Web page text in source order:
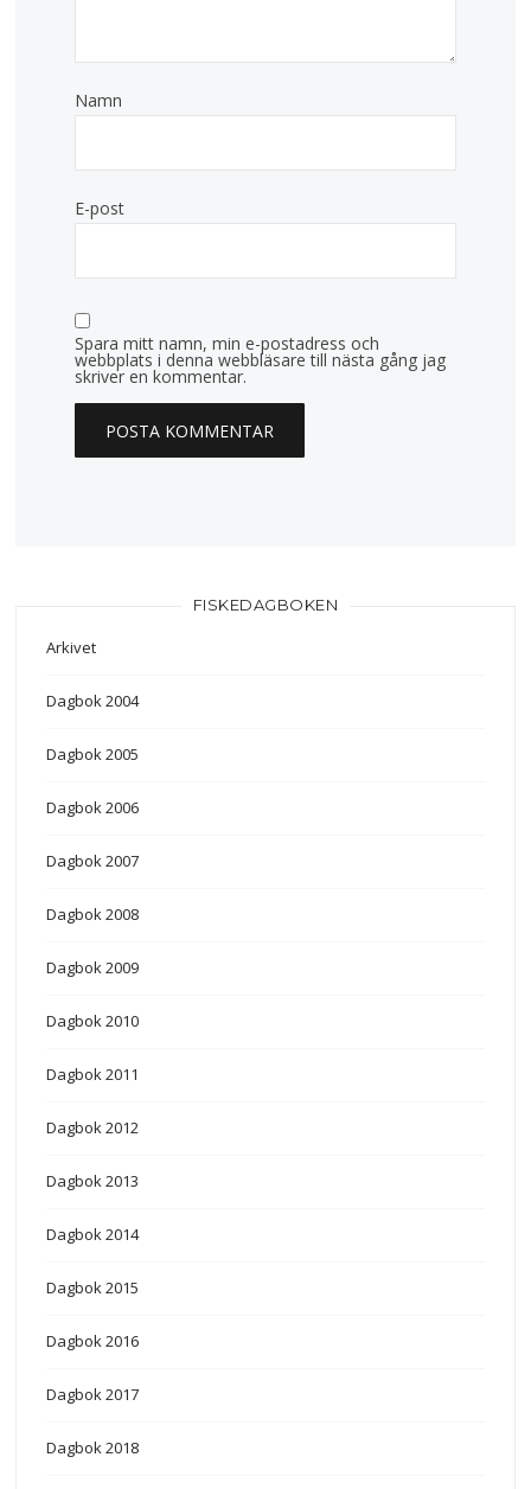
Namn
E-post
Spara mitt namn, min e-postadress och
webbplats i denna webbläsare till nästa gång jag
skriver en kommentar.
FISKEDAGBOKEN
Arkivet
Dagbok 2004
Dagbok 2005
Dagbok 2006
Dagbok 2007
Dagbok 2008
Dagbok 2009
Dagbok 2010
Dagbok 2011
Dagbok 2012
Dagbok 2013
Dagbok 2014
Dagbok 2015
Dagbok 2016
Dagbok 2017
Dagbok 2018